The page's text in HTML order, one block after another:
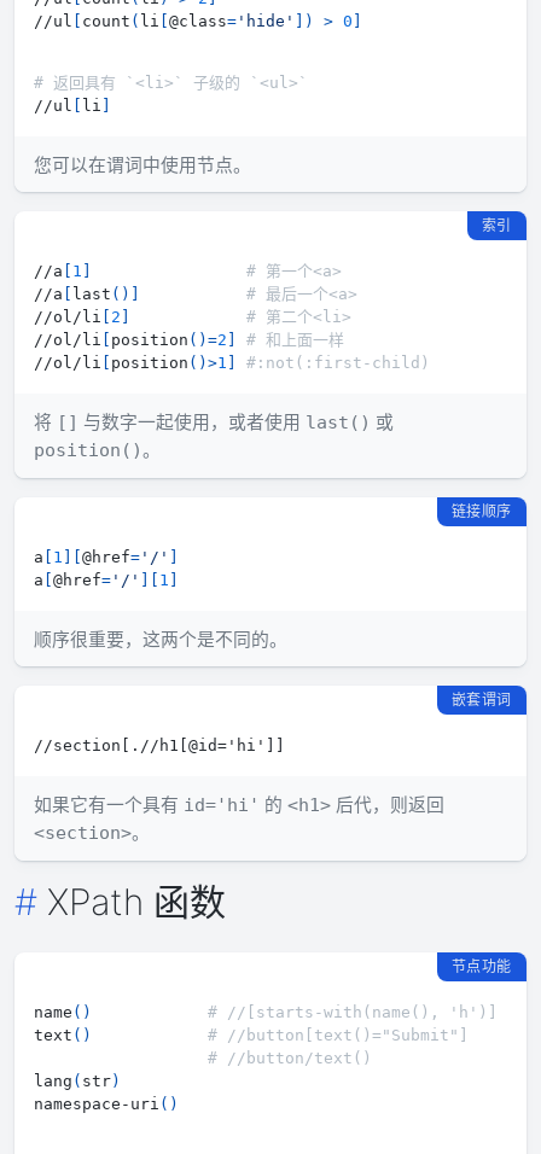
//ul
count ( li @class= 'hide' ) > 0
# 返回具有 `<li>` 子级的 `<ul>`
//ul
li
您可以在谓词中使用节点。
索引
//a 1
# 第一个<a>
//a
last ( )
# 最后一个<a>
//ol/li
2
# 第二个<li>
//ol/li
position ( ) =2
# 和上面一样
//ol/li
position ( ) >1 #:not(:first-child)
将 [] 与数字一起使用，或者使用 last() 或
position()。
链接顺序
a 1 @href= '/'
a @href= '/' 1
顺序很重要，这两个是不同的。
嵌套谓词
如果它有一个具有 id='hi' 的 <h1> 后代，则返回
<section>。
XPath 函数
节点功能
name ( )
# //[starts-with(name(), 'h')]
text ( )
# //button[text()="Submit"]
# //button/text()
lang ( str)
namespace-uri ( )